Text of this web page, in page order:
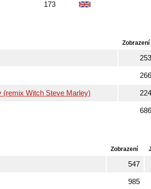
173
Zobrazení
253
266
(remix Witch Steve Marley) 224
686
Zobrazení
547
985